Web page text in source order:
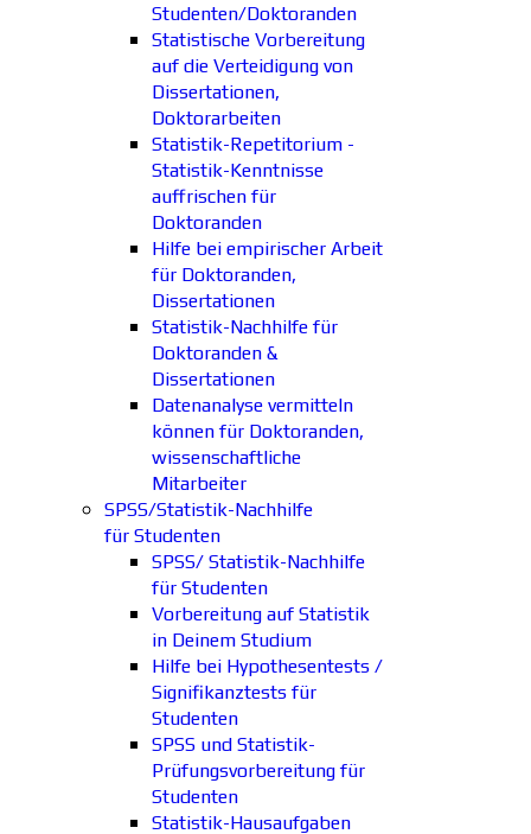
Studenten/Doktoranden
Statistische Vorbereitung
auf die Verteidigung von
Dissertationen,
Doktorarbeiten
Statistik-Repetitorium -
Statistik-Kenntnisse
auffrischen für
Doktoranden
Hilfe bei empirischer Arbeit
für Doktoranden,
Dissertationen
Statistik-Nachhilfe für
Doktoranden &
Dissertationen
Datenanalyse vermitteln
können für Doktoranden,
wissenschaftliche
Mitarbeiter
SPSS/Statistik-Nachhilfe
für Studenten
SPSS/ Statistik-Nachhilfe
für Studenten
Vorbereitung auf Statistik
in Deinem Studium
Hilfe bei Hypothesentests /
Signifikanztests für
Studenten
SPSS und Statistik-
Prüfungsvorbereitung für
Studenten
Statistik-Hausaufgaben